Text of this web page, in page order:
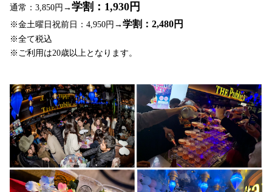
通常：3,850円→ 学割：1,930円
※金土曜日祝前日：4,950円→ 学割：2,480円
※全て税込
※ご利用は20歳以上となります。